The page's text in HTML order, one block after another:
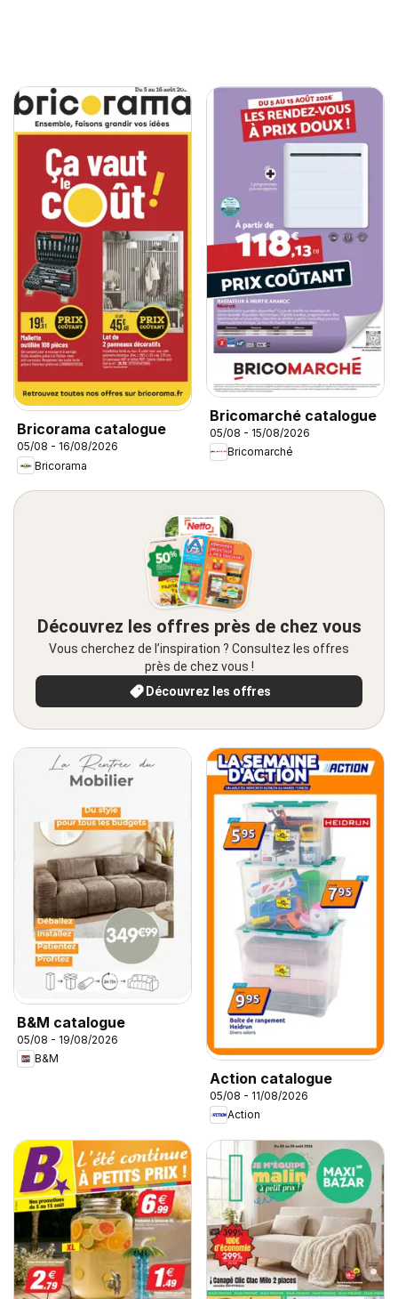
Bricorama catalogue
05/08 - 16/08/2026
Bricorama
Bricomarché catalogue
05/08 - 15/08/2026
Bricomarché
Découvrez les offres près de chez vous
Vous cherchez de l’inspiration ? Consultez les offres
près de chez vous !
Découvrez les offres
B&M catalogue
05/08 - 19/08/2026
B&M
Action catalogue
05/08 - 11/08/2026
Action